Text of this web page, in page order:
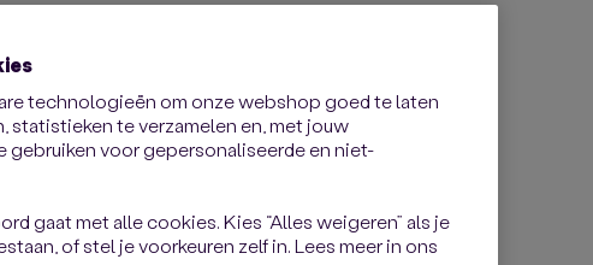
technologieën om onze webshop goed te laten
statistieken te verzamelen en, met jouw
voor gepersonaliseerde en niet-
gaat met alle cookies. Kies “Alles weigeren” als je
of stel je voorkeuren zelf in. Lees meer in ons